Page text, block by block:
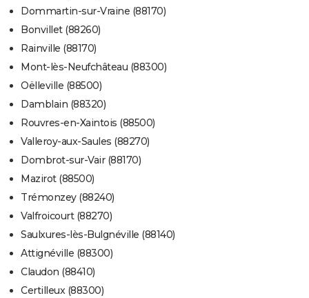
Dommartin-sur-Vraine (88170)
Bonvillet (88260)
Rainville (88170)
Mont-lès-Neufchâteau (88300)
Oëlleville (88500)
Damblain (88320)
Rouvres-en-Xaintois (88500)
Valleroy-aux-Saules (88270)
Dombrot-sur-Vair (88170)
Mazirot (88500)
Trémonzey (88240)
Valfroicourt (88270)
Saulxures-lès-Bulgnéville (88140)
Attignéville (88300)
Claudon (88410)
Certilleux (88300)